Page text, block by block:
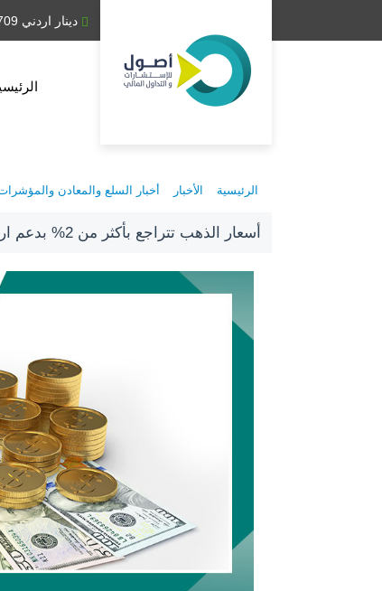
دينار اردني 0.709
الرئيسية الأخبار أخبار السلع والمعادن
أسعار الذهب تتراجع بأكثر من 2% بدعم ارتفاع الدولار واقترابه من أعلى مستوياته خلال أكثر من عام